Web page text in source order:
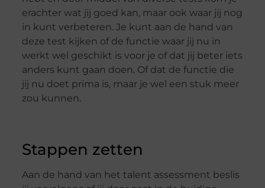
erachter wat jij goed kan, maar ook waar jij nog
in kunt verbeteren. Je kunt aan de hand van
deze test kijken of de functie waar jij nu in
werkt wel geschikt is voor je of dat jij beter iets
anders kunt gaan doen. Of dat de functie die
jij nu doet prima is, maar je wel een stuk meer
zou kunnen.
Stappen zetten
Aan de hand van het talent assessment beslis